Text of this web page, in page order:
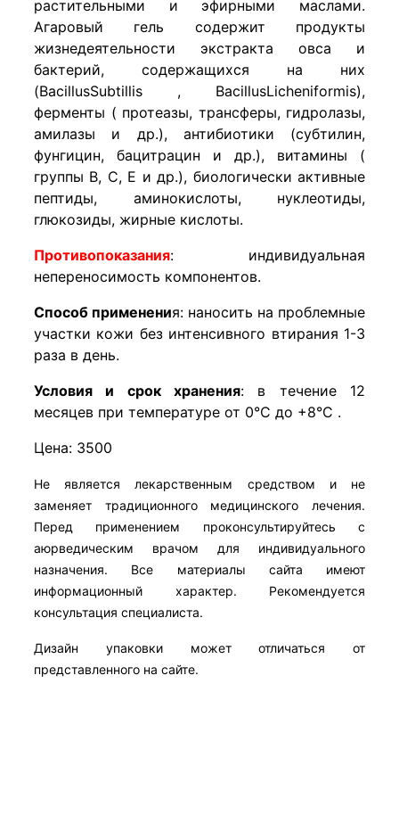
растительными и эфирными маслами.
Агаровый гель содержит продукты
жизнедеятельности экстракта овса и
бактерий, содержащихся на них
(BacillusSubtillis , BacillusLicheniformis),
ферменты ( протеазы, трансферы, гидролазы,
амилазы и др.), антибиотики (субтилин,
фунгицин, бацитрацин и др.), витамины (
группы В, С, Е и др.), биологически активные
пептиды, аминокислоты, нуклеотиды,
глюкозиды, жирные кислоты.
Противопоказания: индивидуальная
непереносимость компонентов.
Способ применения: наносить на проблемные
участки кожи без интенсивного втирания 1-3
раза в день.
Условия и срок хранения: в течение 12
месяцев при температуре от 0°С до +8°С .
Цена: 3500
Не является лекарственным средством и не
заменяет традиционного медицинского лечения.
Перед применением проконсультируйтесь с
аюрведическим врачом для индивидуального
назначения. Все материалы сайта имеют
информационный характер. Рекомендуется
консультация специалиста.
Дизайн упаковки может отличаться от
представленного на сайте.